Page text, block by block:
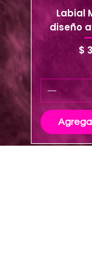
Labial
diseño
$